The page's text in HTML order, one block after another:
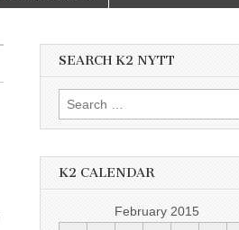
SEARCH K2 NYTT
Search
for:
K2 CALENDAR
February 2015